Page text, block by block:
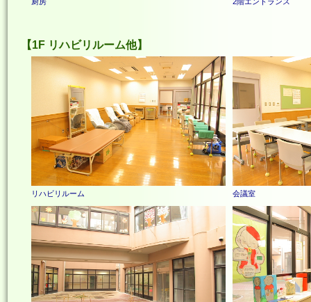
1F リハビリルーム他
リハビリルーム 会議室